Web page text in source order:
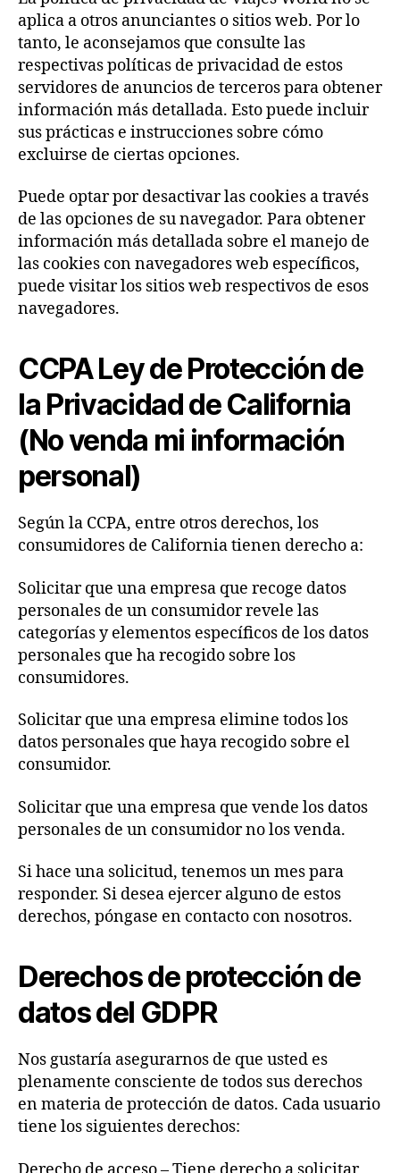
aplica a otros anunciantes o sitios web. Por lo
tanto, le aconsejamos que consulte las
respectivas políticas de privacidad de estos
servidores de anuncios de terceros para obtener
información más detallada. Esto puede incluir
sus prácticas e instrucciones sobre cómo
excluirse de ciertas opciones.
Puede optar por desactivar las cookies a través
de las opciones de su navegador. Para obtener
información más detallada sobre el manejo de
las cookies con navegadores web específicos,
puede visitar los sitios web respectivos de esos
navegadores.
CCPA Ley de Protección de
la Privacidad de California
(No venda mi información
personal)
Según la CCPA, entre otros derechos, los
consumidores de California tienen derecho a:
Solicitar que una empresa que recoge datos
personales de un consumidor revele las
categorías y elementos específicos de los datos
personales que ha recogido sobre los
consumidores.
Solicitar que una empresa elimine todos los
datos personales que haya recogido sobre el
consumidor.
Solicitar que una empresa que vende los datos
personales de un consumidor no los venda.
Si hace una solicitud, tenemos un mes para
responder. Si desea ejercer alguno de estos
derechos, póngase en contacto con nosotros.
Derechos de protección de
datos del GDPR
Nos gustaría asegurarnos de que usted es
plenamente consciente de todos sus derechos
en materia de protección de datos. Cada usuario
tiene los siguientes derechos: